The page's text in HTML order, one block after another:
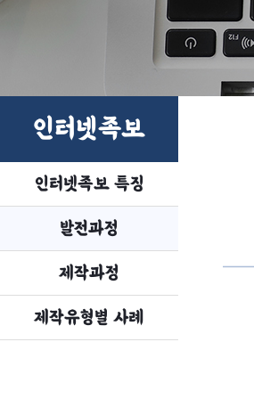
인터넷족보
인터넷족보 특징
발전과정
제작과정
제작유형별 사례